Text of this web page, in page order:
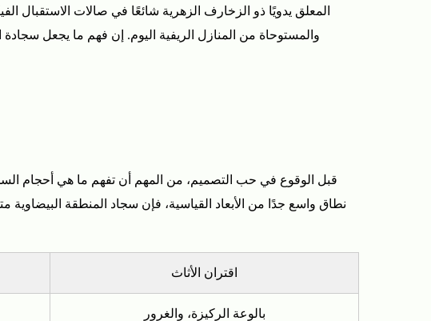
المعلق يدويًا ذو الزخارف الزهرية شائعًا في صالات الاستقبال
والمستوحاة من المنازل الريفية اليوم. إن فهم ما يجعل
قبل الوقوع في حب التصميم، من المهم أن تفهم ما هي أحجام
نطاق واسع جدًا من الأبعاد القياسية، فإن سجاد المنطقة
اقتران الأثاث
بالوعة الركيزة، والغرور